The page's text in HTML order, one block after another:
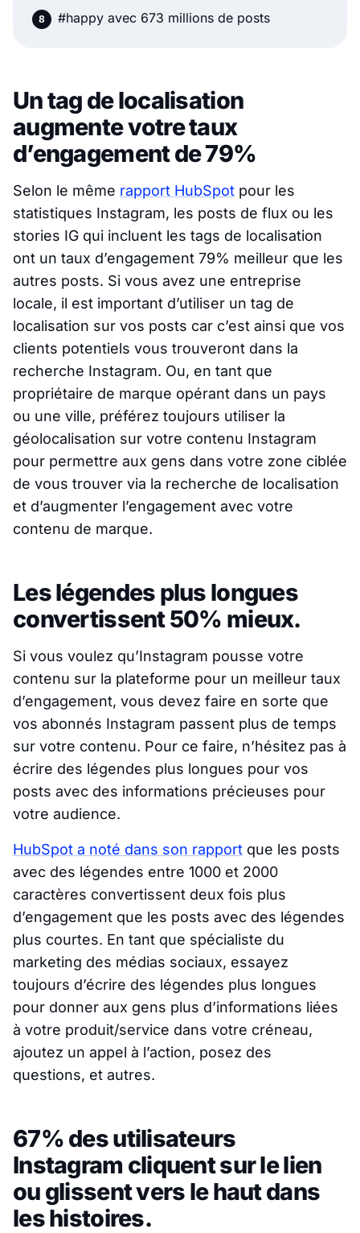
#happy avec 673 millions de posts
Un tag de localisation
augmente votre taux
d’engagement de 79%
Selon le même rapport HubSpot pour les
statistiques Instagram, les posts de flux ou les
stories IG qui incluent les tags de localisation
ont un taux d’engagement 79% meilleur que les
autres posts. Si vous avez une entreprise
locale, il est important d’utiliser un tag de
localisation sur vos posts car c’est ainsi que vos
clients potentiels vous trouveront dans la
recherche Instagram. Ou, en tant que
propriétaire de marque opérant dans un pays
ou une ville, préférez toujours utiliser la
géolocalisation sur votre contenu Instagram
pour permettre aux gens dans votre zone ciblée
de vous trouver via la recherche de localisation
et d’augmenter l’engagement avec votre
contenu de marque.
Les légendes plus longues
convertissent 50% mieux.
Si vous voulez qu’Instagram pousse votre
contenu sur la plateforme pour un meilleur taux
d’engagement, vous devez faire en sorte que
vos abonnés Instagram passent plus de temps
sur votre contenu. Pour ce faire, n’hésitez pas à
écrire des légendes plus longues pour vos
posts avec des informations précieuses pour
votre audience.
HubSpot a noté dans son rapport que les posts
avec des légendes entre 1000 et 2000
caractères convertissent deux fois plus
d’engagement que les posts avec des légendes
plus courtes. En tant que spécialiste du
marketing des médias sociaux, essayez
toujours d’écrire des légendes plus longues
pour donner aux gens plus d’informations liées
à votre produit/service dans votre créneau,
ajoutez un appel à l’action, posez des
questions, et autres.
67% des utilisateurs
Instagram cliquent sur le lien
ou glissent vers le haut dans
les histoires.